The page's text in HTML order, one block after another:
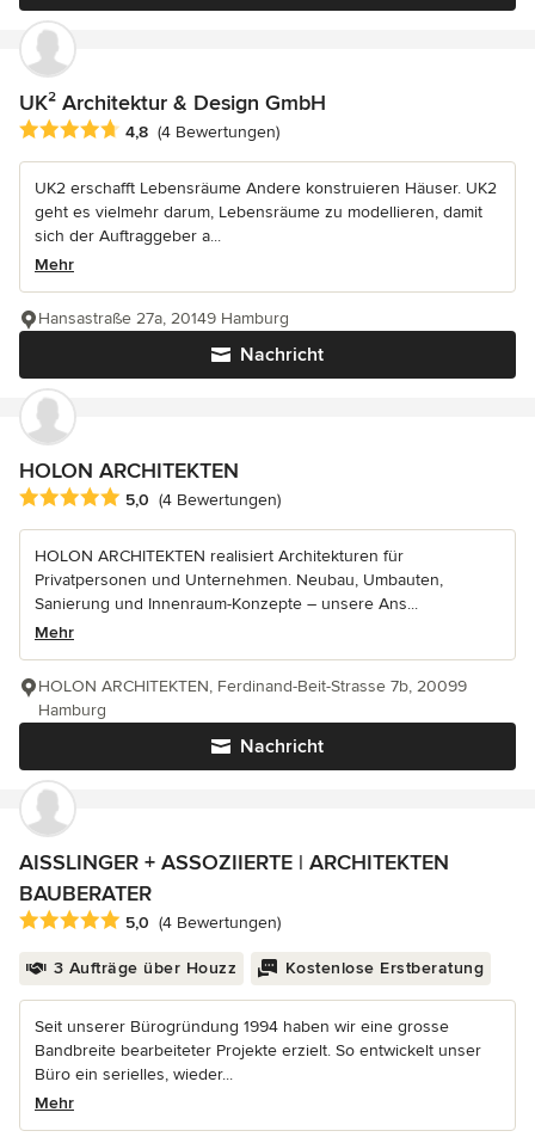
UK² Architektur & Design GmbH
Durchschnittliche Bewertung: 4.8 von 5 Sternen
4,8 (4 Bewertungen)
UK2 erschafft Lebensräume Andere konstruieren Häuser. UK2
geht es vielmehr darum, Lebensräume zu modellieren, damit
sich der Auftraggeber a...
Mehr
Nachricht
Hansastraße 27a, 20149 Hamburg
HOLON ARCHITEKTEN
Durchschnittliche Bewertung: 5 von 5 Sternen
5,0 (4 Bewertungen)
HOLON ARCHITEKTEN realisiert Architekturen für
Privatpersonen und Unternehmen. Neubau, Umbauten,
Sanierung und Innenraum-Konzepte – unsere Ans...
Mehr
Nachricht
HOLON ARCHITEKTEN, Ferdinand-Beit-Strasse 7b, 20099
Hamburg
AISSLINGER + ASSOZIIERTE | ARCHITEKTEN
BAUBERATER
Durchschnittliche Bewertung: 5 von 5 Sternen
5,0 (4 Bewertungen)
3 Aufträge über Houzz Kostenlose Erstberatung
Seit unserer Bürogründung 1994 haben wir eine grosse
Bandbreite bearbeiteter Projekte erzielt. So entwickelt unser
Büro ein serielles, wieder...
Mehr